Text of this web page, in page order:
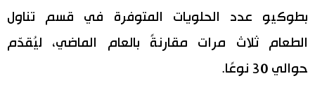
لايف ستايل
بطوكيو عدد الحلويات المتوفرة في قسم تناول
الطعام ثلاث مرات مقارنةً بالعام الماضي، ليُقدّم
حوالي 30 نوعًا.